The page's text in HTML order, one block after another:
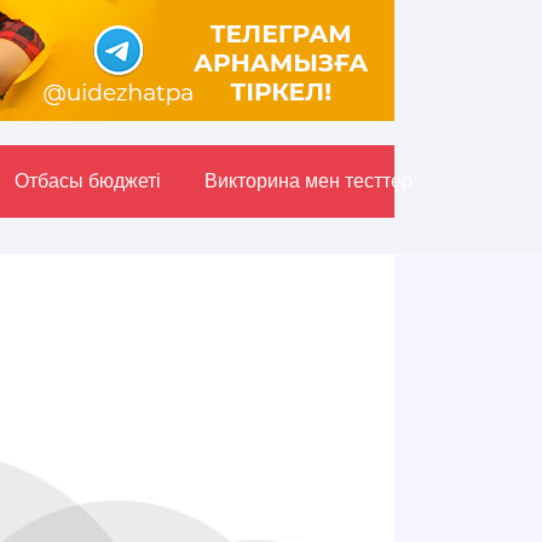
Отбасы бюджетi Викторина мен тесттер